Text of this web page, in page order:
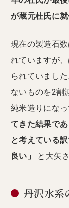
が蔵元杜氏に
現在の製造石
れていますが
られていまし
ないものを2割
純米造りにな
てきた結果で
と考えている
良い」
と大矢
丹沢水系